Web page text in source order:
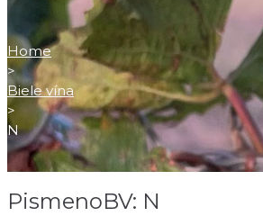
Home
>
Biele vína
>
N
PismenoBV: N